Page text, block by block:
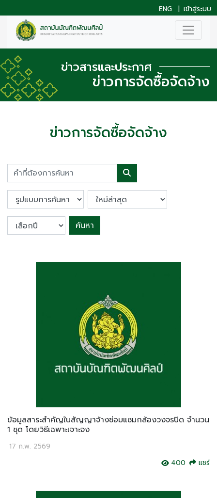
ENG | เข้าสู่ระบบ
ข่าวสารและประกาศ
ข่าวการจัดซื้อจัดจ้าง
ข่าวการจัดซื้อจัดจ้าง
ค้นหา
ข้อมูลสาระสำคัญในสัญญาจ้างซ่อมแซมกล้องวงจรปิด จำนวน
1 ชุด โดยวิธีเฉพาะเจาะจง
17 ก.พ. 2569
400
แชร์